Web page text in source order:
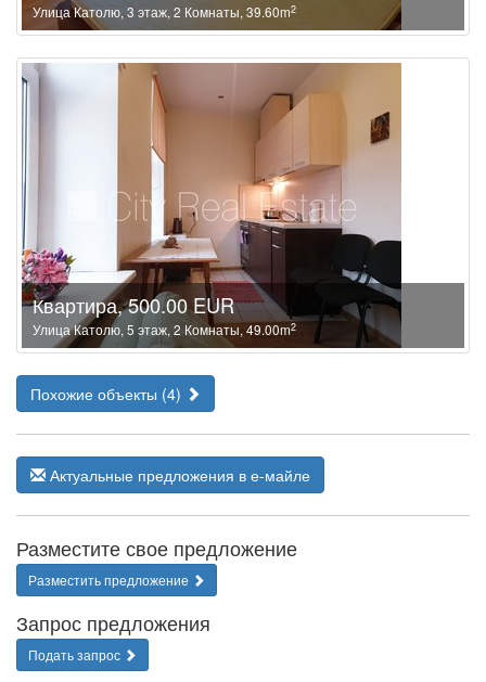
Улица Католю, 3 этаж, 2 Комнаты, 39.60m2
Квартира, 500.00 EUR
Улица Католю, 5 этаж, 2 Комнаты, 49.00m2
Похожие объекты (4)
Актуальные предложения в е-майле
Разместите свое предложение
Разместить предложение
Запрос предложения
Подать запрос